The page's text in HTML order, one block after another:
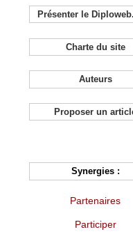
Présenter le
Charte du site
Auteurs
Proposer un
Synergies :
Partenaires
Participer